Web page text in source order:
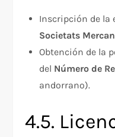
Inscripción de la
Societats
Obtención de la
del Número de
andorrano).
4.5.